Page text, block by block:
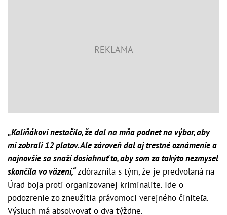
„Kaliňákovi nestačilo, že dal na mňa podnet na výbor, aby
mi zobrali 12 platov. Ale zároveň dal aj trestné oznámenie a
najnovšie sa snaží dosiahnuť to, aby som za takýto nezmysel
skončila vo väzení,“zdôraznila s tým, že je predvolaná na
Úrad boja proti organizovanej kriminalite. Ide o
podozrenie zo zneužitia právomoci verejného činiteľa.
Výsluch má absolvovať o dva týždne.